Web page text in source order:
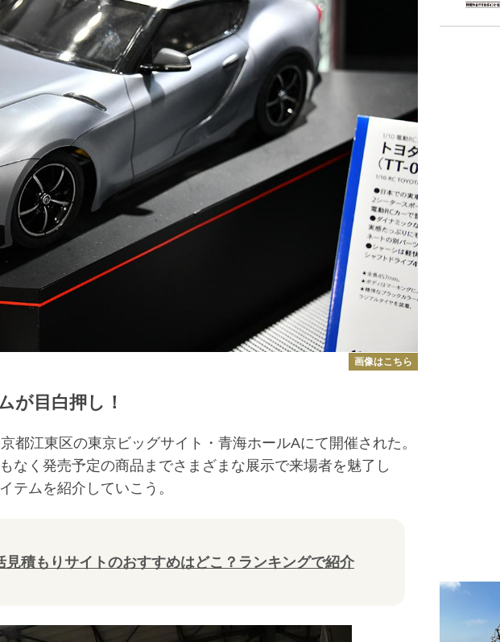
画像はこちら
が目白押し！
江東区の東京ビッグサイト・青海ホールAにて開催された。
なく発売予定の商品までさまざまな展示で来場者を魅了し
テムを紹介していこう。
見積もりサイトのおすすめはどこ？ランキングで紹介